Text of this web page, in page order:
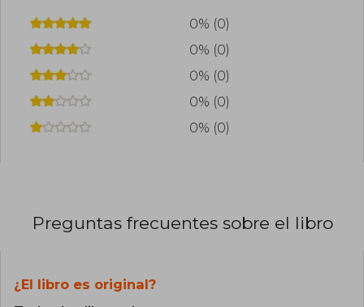
0% (0)
0% (0)
0% (0)
0% (0)
0% (0)
Preguntas frecuentes sobre el libro
¿El libro es original?